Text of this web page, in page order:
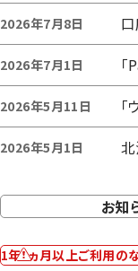
2026年7月8日
2026年7月1日
2026年5月11日
2026年5月1日
お知
1年1ヵ月以上ご利用の